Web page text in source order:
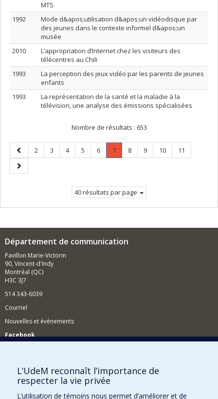
MTS
1992
Mode d&apos;utilisation d&apos;un vidéodisque par
des jeunes dans le contexte informel d&apos;un
musée
2010
L’appropriation d’Internet chez les visiteurs des
télécentres au Chili
1993
La perception des jeux vidéo par les parents de jeunes
enfants
1993
La représentation de la santé et la maladie à la
télévision, une analyse des émissions spécialisées
Nombre de résultats : 653
Page
précédente
Page
2 Page
3 Page
4 Page
5 Page
6 Page
7.
Page
Page
8 Page
9 Page
10 Page
11
Page
suivante
40 résultats par page
Département de communication
Pavillon Marie-Victorin
90, Vincent-d'Indy
Montréal (QC)
H3C 3J7
514 343-6039
Courriel
Nouvelles et événements
Facebook
Comment soutenir le Département?
BESOIN D'AIDE?
Plan du site
L’UdeM reconnaît l’importance de
respecter la vie privée
L’utilisation de témoins nous permet d’améliorer et de